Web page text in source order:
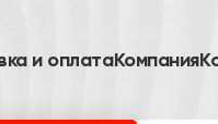
и оплатаКомпания